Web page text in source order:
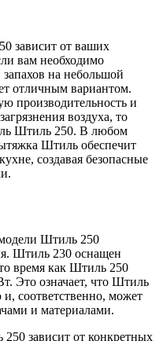
зависит от ваших
вам необходимо
на небольшой
отличным вариантом.
производительность и
воздуха, то
Штиль 250. В любом
Штиль обеспечит
создавая безопасные
Штиль 250
Штиль 230 оснащен
время как Штиль 250
Это означает, что Штиль
соответственно, может
и материалами.
зависит от конкретных